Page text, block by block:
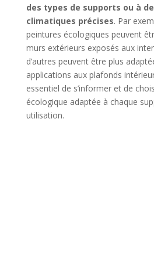
des types de supports ou à
climatiques précises. Par
peintures écologiques peuvent
murs extérieurs exposés aux
d’autres peuvent être plus
applications aux plafonds
essentiel de s’informer et de
écologique adaptée à chaque
utilisation.